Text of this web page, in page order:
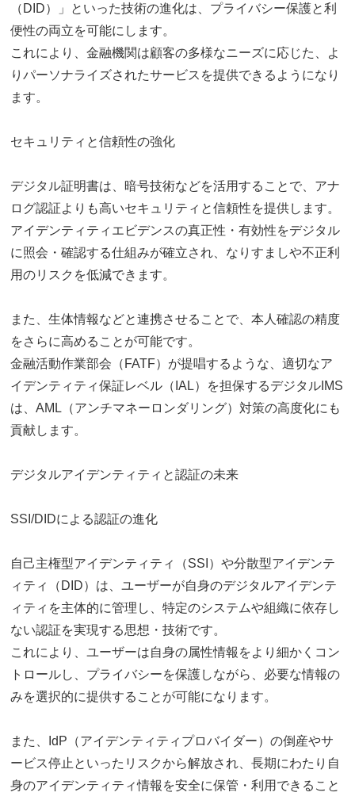
（DID）」といった技術の進化は、プライバシー保護と利
便性の両立を可能にします。
これにより、金融機関は顧客の多様なニーズに応じた、よ
りパーソナライズされたサービスを提供できるようになり
ます。
セキュリティと信頼性の強化
デジタル証明書は、暗号技術などを活用することで、アナ
ログ認証よりも高いセキュリティと信頼性を提供します。
アイデンティティエビデンスの真正性・有効性をデジタル
に照会・確認する仕組みが確立され、なりすましや不正利
用のリスクを低減できます。
また、生体情報などと連携させることで、本人確認の精度
をさらに高めることが可能です。
金融活動作業部会（FATF）が提唱するような、適切なア
イデンティティ保証レベル（IAL）を担保するデジタルIMS
は、AML（アンチマネーロンダリング）対策の高度化にも
貢献します。
デジタルアイデンティティと認証の未来
SSI/DIDによる認証の進化
自己主権型アイデンティティ（SSI）や分散型アイデンテ
ィティ（DID）は、ユーザーが自身のデジタルアイデンテ
ィティを主体的に管理し、特定のシステムや組織に依存し
ない認証を実現する思想・技術です。
これにより、ユーザーは自身の属性情報をより細かくコン
トロールし、プライバシーを保護しながら、必要な情報の
みを選択的に提供することが可能になります。
また、IdP（アイデンティティプロバイダー）の倒産やサ
ービス停止といったリスクから解放され、長期にわたり自
身のアイデンティティ情報を安全に保管・利用できること